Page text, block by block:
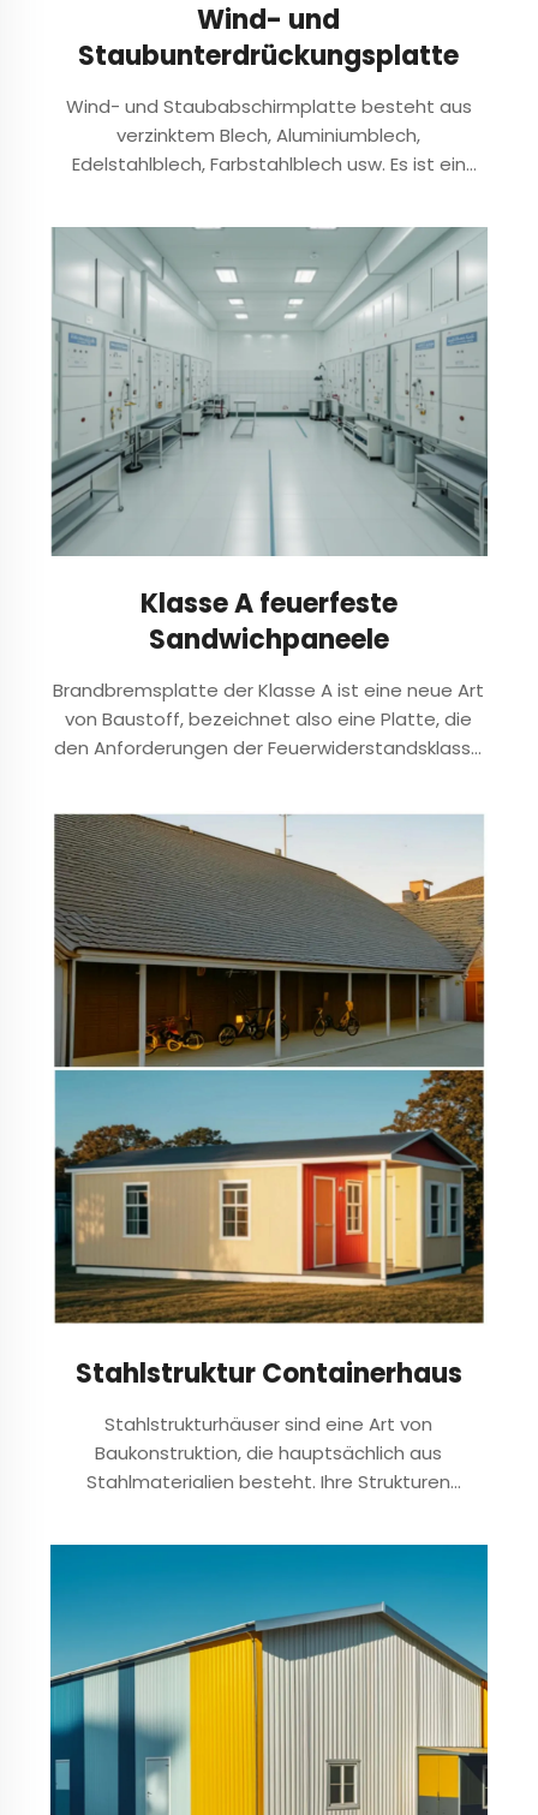
Wind- und
Staubunterdrückungsplatte
Wind- und Staubabschirmplatte besteht aus
verzinktem Blech, Aluminiumblech,
Edelstahlblech, Farbstahlblech usw. Es ist ein
auf beiden Seiten. Durch das Stanzen von
Löchern verschiedenster Formen und Größen...
Klasse A feuerfeste
Sandwichpaneele
Brandbremsplatte der Klasse A ist eine neue Art
von Baustoff, bezeichnet also eine Platte, die
den Anforderungen der Feuerwiderstandsklasse
zeichnet sich durch Feuerbeständigkeit,
Wasserdichtigkeit... aus
Stahlstruktur Containerhaus
Stahlstrukturhäuser sind eine Art von
Baukonstruktion, die hauptsächlich aus
Stahlmaterialien besteht. Ihre Strukturen
Stahlträgern, Stahlstützen und Stahlträgern, die
Normalerweise werden sie geschweißt...